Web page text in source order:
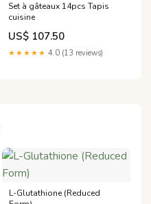
Set à gâteaux 14pcs Tapis
cuisine
US$ 107.50
★★★★★ 4.0 (13 reviews)
L-Glutathione (Reduced